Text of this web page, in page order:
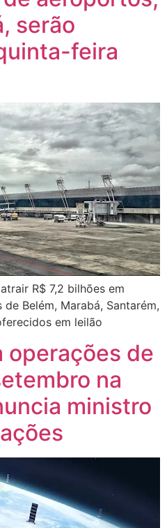
serão
feira
R$ 7,2 bilhões em
Belém, Marabá, Santarém,
em leilão
operações de
na
ministro